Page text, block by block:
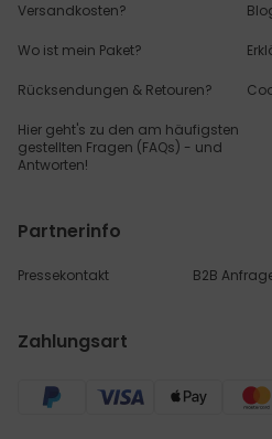
Versandkosten?
Wo ist mein Paket?
Rücksendungen & Retouren?
Hier geht's zu den am häufigsten
gestellten Fragen (FAQs) - und
Antworten!
Partnerinfo
Pressekontakt B2B
Zahlungsart